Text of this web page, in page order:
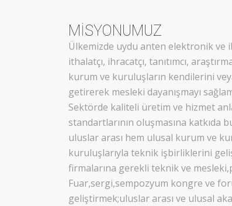
MİSYONUMUZ
Ülkemizde uydu anten elektronik ve
ithalatçı, ihracatçı, tanıtımcı,
kurum ve kuruluşların kendilerini
getirerek mesleki dayanışmayı
Sektörde kaliteli üretim ve hizmet
standartlarının oluşmasına katkıda
uluslar arası hem ulusal kurum ve
kuruluşlarıyla teknik işbirliklerini
firmalarına gerekli teknik ve
Fuar,sergi,sempozyum kongre ve
geliştirmek;uluslar arası ve ulusal